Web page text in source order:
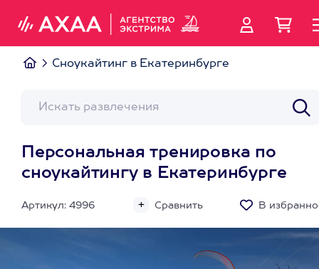
Сноукайтинг в Екатеринбурге
Персональная тренировка по
сноукайтингу в Екатеринбурге
Артикул: 4996 Сравнить В